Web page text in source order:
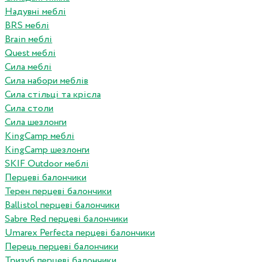
Надувні меблі
BRS меблі
Brain меблі
Quest меблі
Сила меблі
Сила набори меблів
Сила стільці та крісла
Сила столи
Сила шезлонги
KingCamp меблі
KingCamp шезлонги
SKIF Outdoor меблі
Перцеві балончики
Терен перцеві балончики
Ballistol перцеві балончики
Sabre Red перцеві балончики
Umarex Perfecta перцеві балончики
Перець перцеві балончики